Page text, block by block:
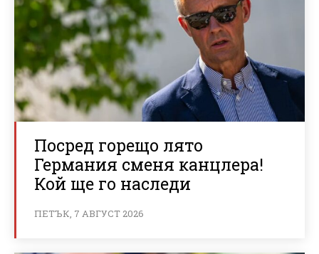
Посред горещо лято
Германия сменя канцлера!
Кой ще го наследи
ПЕТЪК, 7 АВГУСТ 2026